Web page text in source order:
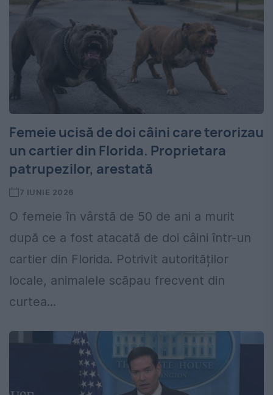
Femeie ucisă de doi câini care terorizau
un cartier din Florida. Proprietara
patrupezilor, arestată
7 IUNIE 2026
O femeie în vârstă de 50 de ani a murit
după ce a fost atacată de doi câini într-un
cartier din Florida. Potrivit autorităților
locale, animalele scăpau frecvent din
curtea...